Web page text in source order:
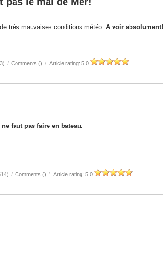
très mauvaises conditions météo. A voir absolument!
/ Comments () / Article rating: 5.0
faut pas faire en bateau.
/ Comments () / Article rating: 5.0